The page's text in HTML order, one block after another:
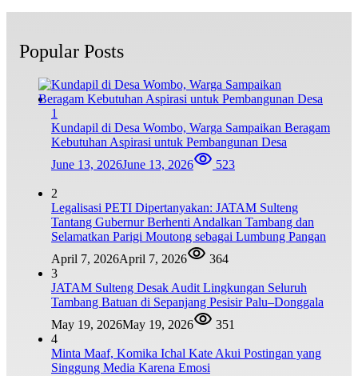
Popular Posts
1
Kundapil di Desa Wombo, Warga Sampaikan Beragam
Kebutuhan Aspirasi untuk Pembangunan Desa
June 13, 2026June 13, 2026 523
2
Legalisasi PETI Dipertanyakan: JATAM Sulteng
Tantang Gubernur Berhenti Andalkan Tambang dan
Selamatkan Parigi Moutong sebagai Lumbung Pangan
April 7, 2026April 7, 2026
364
3
JATAM Sulteng Desak Audit Lingkungan Seluruh
Tambang Batuan di Sepanjang Pesisir Palu–Donggala
May 19, 2026May 19, 2026
351
4
Minta Maaf, Komika Ichal Kate Akui Postingan yang
Singgung Media Karena Emosi